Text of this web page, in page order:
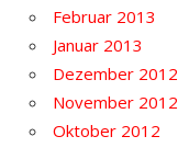
Februar 2013
Januar 2013
Dezember 2012
November 2012
Oktober 2012